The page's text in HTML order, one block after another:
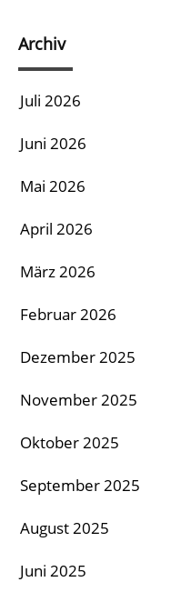
Archiv
Juli 2026
Juni 2026
Mai 2026
April 2026
März 2026
Februar 2026
Dezember 2025
November 2025
Oktober 2025
September 2025
August 2025
Juni 2025